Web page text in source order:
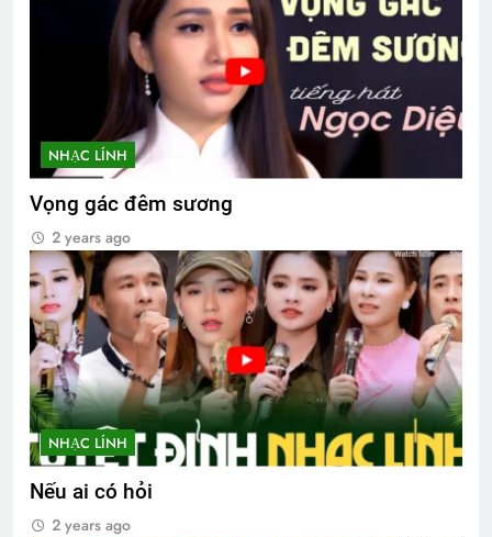
NHẠC LÍNH
Vọng gác đêm sương
2 years ago
NHẠC LÍNH
Nếu ai có hỏi
2 years ago